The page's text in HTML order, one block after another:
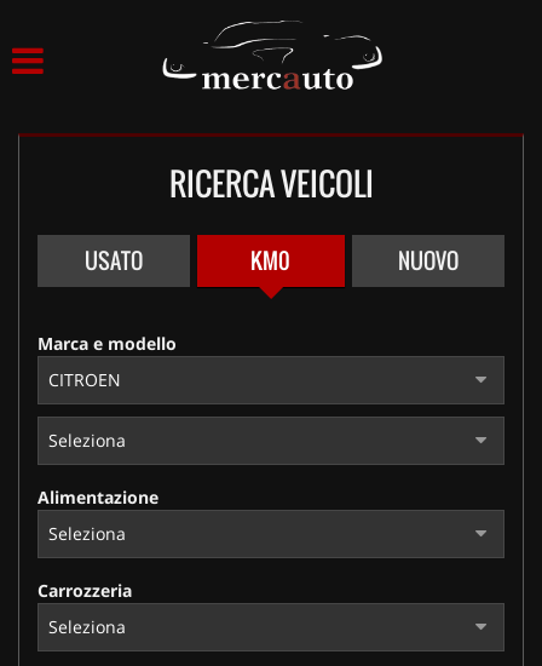
ASSISTENZA
NOLEGGIO LUNGO TERMINE
NOLEGGIO BREVE TERMINE
CONTATTI
RICERCA VEICOLI
USATO KM0 NUOVO
Marca e modello
Alimentazione
Carrozzeria